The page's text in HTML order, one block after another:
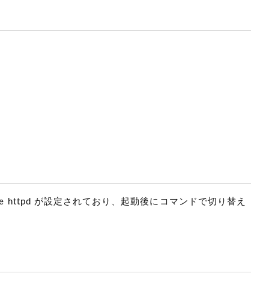
が設定されており、起動後にコマンドで切り替え